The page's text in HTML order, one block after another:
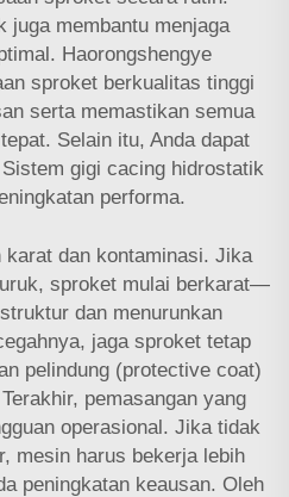
juga membantu menjaga
Haorongshengye
sproket berkualitas tinggi
serta memastikan semua
Selain itu, Anda dapat
Sistem gigi cacing hidrostatik
performa.
karat dan kontaminasi. Jika
sproket mulai berkarat—
dan menurunkan
jaga sproket tetap
pelindung (protective coat)
pemasangan yang
operasional. Jika tidak
mesin harus bekerja lebih
peningkatan keausan. Oleh